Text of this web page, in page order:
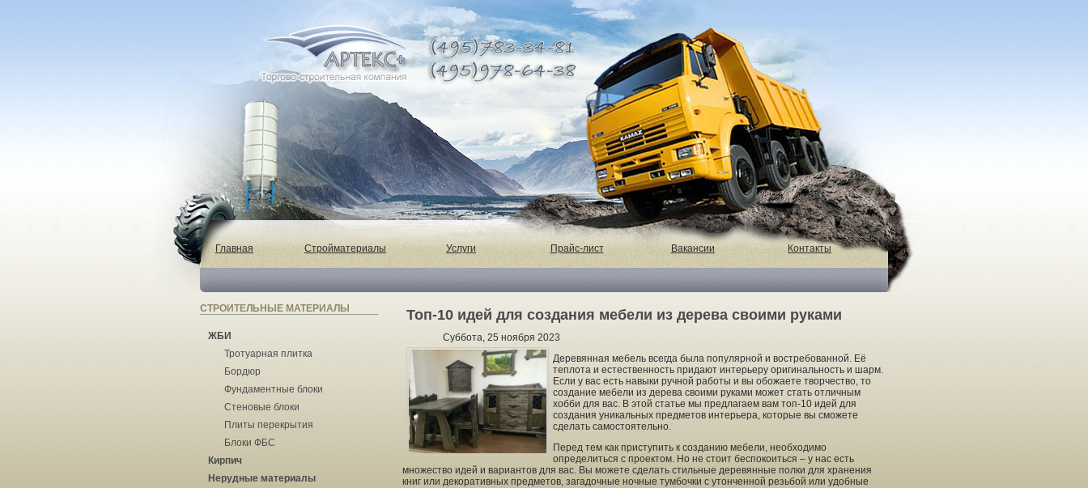
Главная Стройматериалы Услуги Прайс-лист Вакансии Контакты
СТРОИТЕЛЬНЫЕ МАТЕРИАЛЫ
ЖБИ
Тротуарная плитка
Бордюр
Фундаментные блоки
Стеновые блоки
Плиты перекрытия
Блоки ФБС
Кирпич
Нерудные материалы
Топ-10 идей для создания мебели из дерева своими руками
Суббота, 25 ноября 2023
Деревянная мебель всегда была популярной и востребованной. Её
теплота и естественность придают интерьеру оригинальность и шарм.
Если у вас есть навыки ручной работы и вы обожаете творчество, то
создание мебели из дерева своими руками может стать отличным
хобби для вас. В этой статье мы предлагаем вам топ-10 идей для
создания уникальных предметов интерьера, которые вы сможете
сделать самостоятельно.
Перед тем как приступить к созданию мебели, необходимо
определиться с проектом. Но не стоит беспокоиться – у нас есть
множество идей и вариантов для вас. Вы можете сделать стильные деревянные полки для хранения
книг или декоративных предметов, загадочные ночные тумбочки с утонченной резьбой или удобные